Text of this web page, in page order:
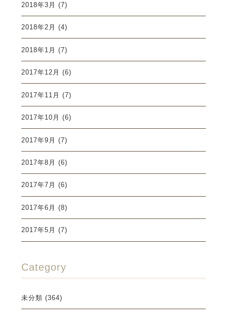
2018年3月 (7)
2018年2月 (4)
2018年1月 (7)
2017年12月 (6)
2017年11月 (7)
2017年10月 (6)
2017年9月 (7)
2017年8月 (6)
2017年7月 (6)
2017年6月 (8)
2017年5月 (7)
Category
未分類 (364)